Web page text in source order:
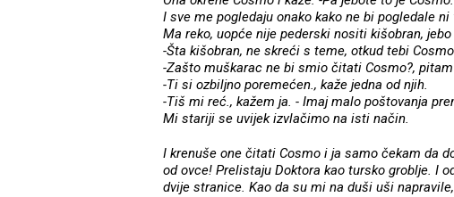
I sve me pogledaju onako kako ne bi pogledale
Ma reko, uopće nije pederski nositi kišobran,
-Šta kišobran, ne skreći s teme, otkud tebi
-Zašto muškarac ne bi smio čitati Cosmo?,
-Ti si ozbiljno poremećen., kaže jedna od njih.
-Tiš mi reć., kažem ja. - Imaj malo poštovanja
Mi stariji se uvijek izvlačimo na isti način.
I krenuše one čitati Cosmo i ja samo čekam da
od ovce! Prelistaju Doktora kao tursko groblje. I
dvije stranice. Kao da su mi na duši uši